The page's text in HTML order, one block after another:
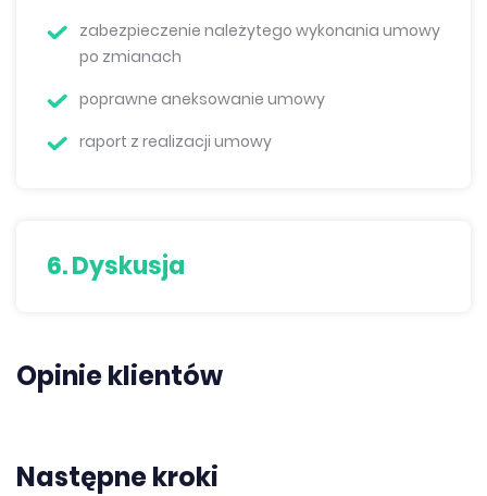
zabezpieczenie należytego wykonania umowy
po zmianach
poprawne aneksowanie umowy
raport z realizacji umowy
6. Dyskusja
Opinie klientów
Następne kroki